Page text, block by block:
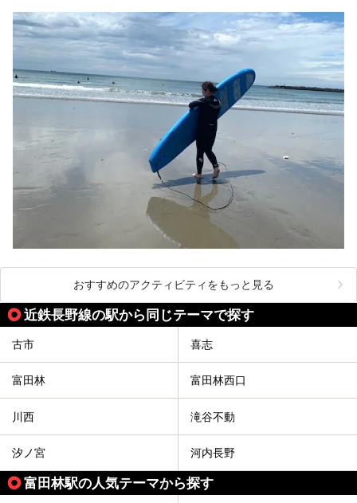
おすすめのアクティビティをもっと見る
近鉄長野線の駅から同じテーマで探す
古市 喜志
富田林 富田林西口
川西 滝谷不動
汐ノ宮 河内長野
富田林駅の人気テーマから探す